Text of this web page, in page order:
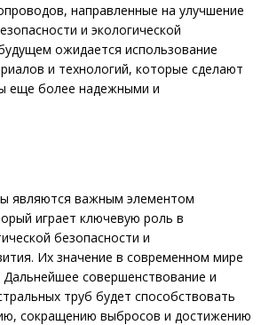
направленные на улучшение
и экологической
ожидается использование
и технологий, которые сделают
еще более надежными и
являются важным элементом
играет ключевую роль в
безопасности и
Их значение в современном мире
Дальнейшее совершенствование и
труб будет способствовать
сокращению выбросов и достижению